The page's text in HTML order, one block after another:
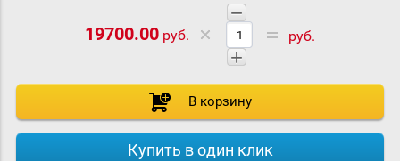
19700.00 руб.
−
+
руб.
В корзину
Купить в один клик